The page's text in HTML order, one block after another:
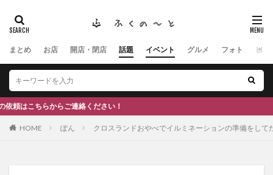
まとめ お店 開店・閉店 話題 イベント グルメ フォト ヒト
い！
HOME ぽん クロスランドおやべでイルミネーションの準備をし
タグ
#ふくの里 南砺 福野 福光
神社
南砺市、蕎麦
スキー場
#イタリアン
ひーちゃん
IOXアローザ #居酒屋
#富山